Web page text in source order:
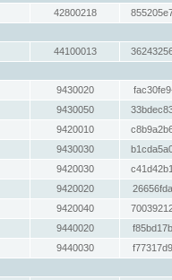
42800218
44100013
9430020
9430050
9420010
9430030
9420030
9420020
9420040
9440020
9440030